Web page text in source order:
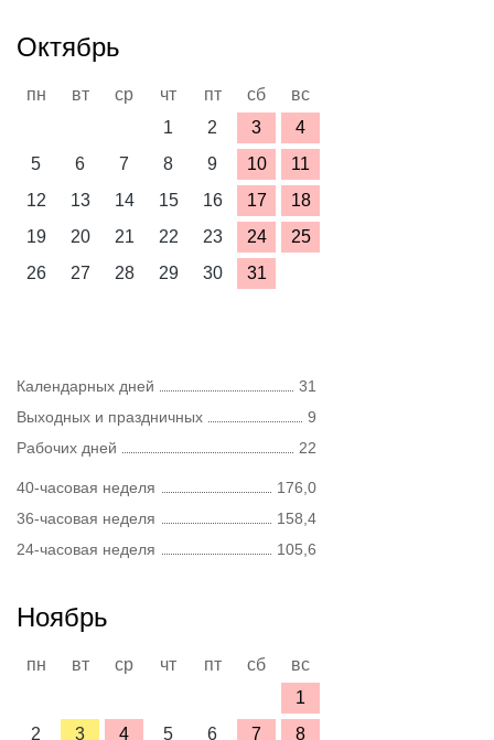
Октябрь
пн вт ср чт пт сб
вс
1
2 3
4
5
6 7 8 9 10
11
12
13 14 15 16 17
18
19
20 21 22 23 24
25
26
27 28 29 30 31
Календарных дней
31
Выходных и праздничных
9
Рабочих дней
22
40-часовая неделя
176,0
36-часовая неделя
158,4
24-часовая неделя
105,6
Ноябрь
пн вт ср чт пт сб
вс
1
2
3 4 5 6 7 8